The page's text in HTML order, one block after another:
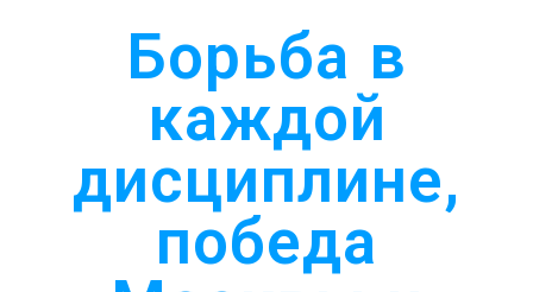
Борьба в
каждой
дисциплине,
победа